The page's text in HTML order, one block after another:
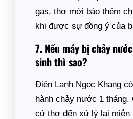
gas, thợ mới báo thêm
khi được sự đồng ý của
7. Nếu máy bị chảy
sinh thì sao?
Điện Lạnh Ngọc Khang
hành chảy nước 1 tháng.
cử thợ đến xử lý lại miễn